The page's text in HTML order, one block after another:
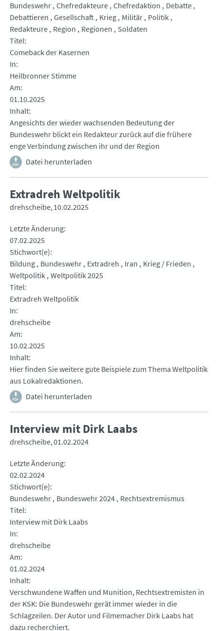
Bundeswehr Chefredakteure Chefredaktion
Debatte
Debattieren Gesellschaft Krieg Militär Politik
Redakteure Region Regionen
Soldaten
Titel
Comeback der Kasernen
In
Heilbronner Stimme
Am
01.10.2025
Inhalt
Angesichts der wieder wachsenden Bedeutung der
Bundeswehr blickt ein Redakteur zurück auf die frühere
enge Verbindung zwischen ihr und der Region
Datei herunterladen
Extradreh Weltpolitik
drehscheibe 10.02.2025
Letzte Änderung
07.02.2025
Stichwort(e)
Bildung Bundeswehr Extradreh Iran
Krieg / Frieden
Weltpolitik Weltpolitik 2025
Titel
Extradreh Weltpolitik
In
drehscheibe
Am
10.02.2025
Inhalt
Hier finden Sie weitere gute Beispiele zum Thema Weltpolitik
aus Lokalredaktionen.
Datei herunterladen
Interview mit Dirk Laabs
drehscheibe 01.02.2024
Letzte Änderung
02.02.2024
Stichwort(e)
Bundeswehr Bundeswehr 2024 Rechtsextremismus
Titel
Interview mit Dirk Laabs
In
drehscheibe
Am
01.02.2024
Inhalt
Verschwundene Waffen und Munition, Rechtsextremisten in
der KSK: Die Bundeswehr gerät immer wieder in die
Schlagzeilen. Der Autor und Filmemacher Dirk Laabs hat
dazu recherchiert.